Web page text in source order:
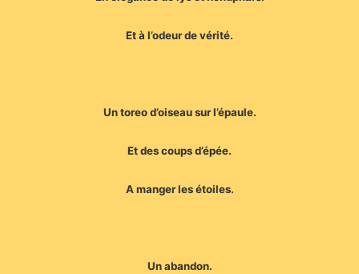
Et à l’odeur de vérité.
Un toreo d’oiseau sur l’épaule.
Et des coups d’épée.
A manger les étoiles.
Un abandon.